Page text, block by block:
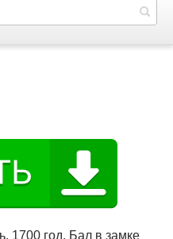
1700 год. Бал в замке